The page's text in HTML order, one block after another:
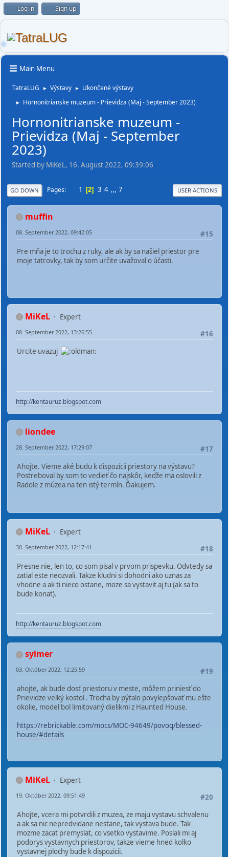
Log in Sign up
Main Menu
TatraLUG ► Výstavy ► Ukončené výstavy
► Hornonitrianske muzeum - Prievidza (Maj - September 2023)
Hornonitrianske muzeum -
Prievidza (Maj - September
2023)
Started by MiKeL, 16. August 2022, 09:39:06
GO DOWN Pages 1 2 3 4 ... 7 USER ACTIONS
muffin
#15
08. September 2022, 09:42:05
Pre mňa je to trochu z ruky, ale ak by sa našiel priestor pre
moje tatrovky, tak by som určite uvažoval o účasti.
MiKeL
Expert
#16
08. September 2022, 13:26:55
Urcite uvazuj
http://kentauruz.blogspot.com
liondee
#17
28. September 2022, 17:29:07
Ahojte. Vieme aké budu k dispozícii priestory na výstavu?
Postreboval by som to vedieť čo najskôr, keďže ma oslovili z
Radole z múzea na ten istý termín. Ďakujem.
MiKeL
Expert
#18
30. September 2022, 12:17:41
Presne nie, len to, co som pisal v prvom prispevku. Odvtedy sa
zatial este neozvali. Takze kludni si dohodni ako uznas za
vhodne a ak ti nieco ostane, moze sa vystavit aj tu (ak sa to
bude konat).
http://kentauruz.blogspot.com
sylmer
#19
03. Október 2022, 12:25:59
ahojte, ak bude dosť priestoru v meste, môžem priniesť do
Prievidze velký kostol . Trocha by pýtalo povylepšovať mu ešte
okolie, model bol limitovaný dielikmi z Haunted House.
https://rebrickable.com/mocs/MOC-94649/povoq/blessed-
house/#details
MiKeL
Expert
#20
19. Október 2022, 09:51:49
Ahojte, vcera mi potvrdili z muzea, ze maju vystavu schvalenu
a ak sa nic nepredvidane nestane, tak vystava bude. Tak
mozme zacat premyslat, co vsetko vystavime. Poslali mi aj
podorys vystavnych priestorov, takze vieme hned kolko
vystavnej plochy bude k dispozicii.